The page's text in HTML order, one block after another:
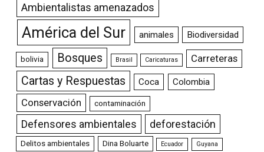
Ambientalistas amenazados
América del Sur animales Biodiversidad
bolivia Bosques Brasil Caricaturas Carreteras
Cartas y Respuestas Coca Colombia
Conservación contaminación
Defensores ambientales deforestación
Delitos ambientales Dina Boluarte Ecuador Guyana